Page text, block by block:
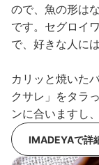
ので、魚の形は
です。セグロイ
で、好きな人に
カリッと焼いた
クサレ」をタラ
ンに合いますし
IMADEYAで詳